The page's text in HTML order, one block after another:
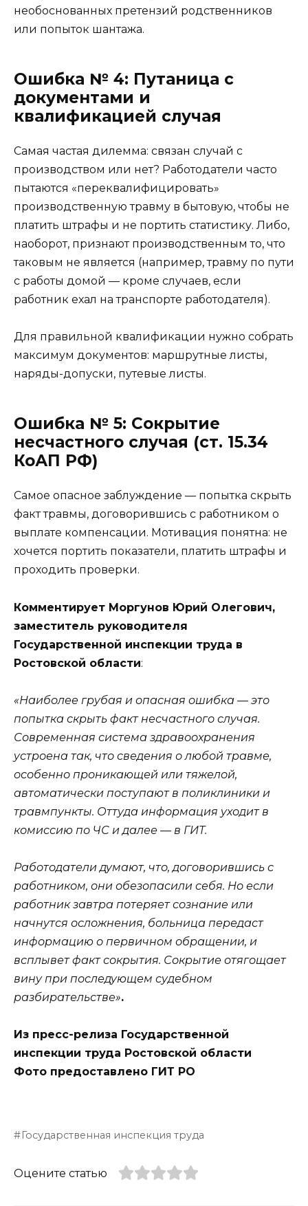
необоснованных претензий родственников
или попыток шантажа.
Ошибка № 4: Путаница с
документами и
квалификацией случая
Самая частая дилемма: связан случай с
производством или нет? Работодатели часто
пытаются «переквалифицировать»
производственную травму в бытовую, чтобы не
платить штрафы и не портить статистику. Либо,
наоборот, признают производственным то, что
таковым не является (например, травму по пути
с работы домой — кроме случаев, если
работник ехал на транспорте работодателя).
Для правильной квалификации нужно собрать
максимум документов: маршрутные листы,
наряды-допуски, путевые листы.
Ошибка № 5: Сокрытие
несчастного случая (ст. 15.34
КоАП РФ)
Самое опасное заблуждение — попытка скрыть
факт травмы, договорившись с работником о
выплате компенсации. Мотивация понятна: не
хочется портить показатели, платить штрафы и
проходить проверки.
Комментирует Моргунов Юрий Олегович,
заместитель руководителя
Государственной инспекции труда в
Ростовской области:
«Наиболее грубая и опасная ошибка — это
попытка скрыть факт несчастного случая.
Современная система здравоохранения
устроена так, что сведения о любой травме,
особенно проникающей или тяжелой,
автоматически поступают в поликлиники и
травмпункты. Оттуда информация уходит в
комиссию по ЧС и далее — в ГИТ.
Работодатели думают, что, договорившись с
работником, они обезопасили себя. Но если
работник завтра потеряет сознание или
начнутся осложнения, больница передаст
информацию о первичном обращении, и
всплывет факт сокрытия. Сокрытие отягощает
вину при последующем судебном
разбирательстве».
Из пресс-релиза Государственной
инспекции труда Ростовской области
Фото предоставлено ГИТ РО
Государственная инспекция труда
Оцените статью